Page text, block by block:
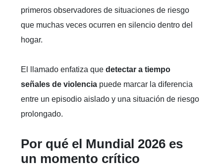
primeros observadores de situaciones de riesgo
que muchas veces ocurren en silencio dentro del
hogar.
El llamado enfatiza que detectar a tiempo
señales de violencia puede marcar la diferencia
entre un episodio aislado y una situación de riesgo
prolongado.
Por qué el Mundial 2026 es
un momento crítico